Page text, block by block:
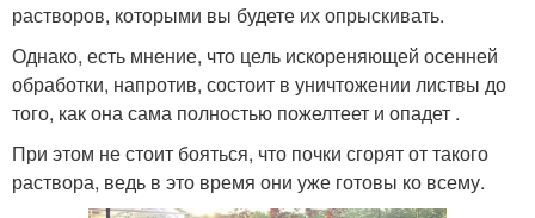
растворов, которыми вы будете их опрыскивать.
Однако, есть мнение, что цель искореняющей осенней
обработки, напротив, состоит в уничтожении листвы до
того, как она сама полностью пожелтеет и опадет .
При этом не стоит бояться, что почки сгорят от такого
раствора, ведь в это время они уже готовы ко всему.